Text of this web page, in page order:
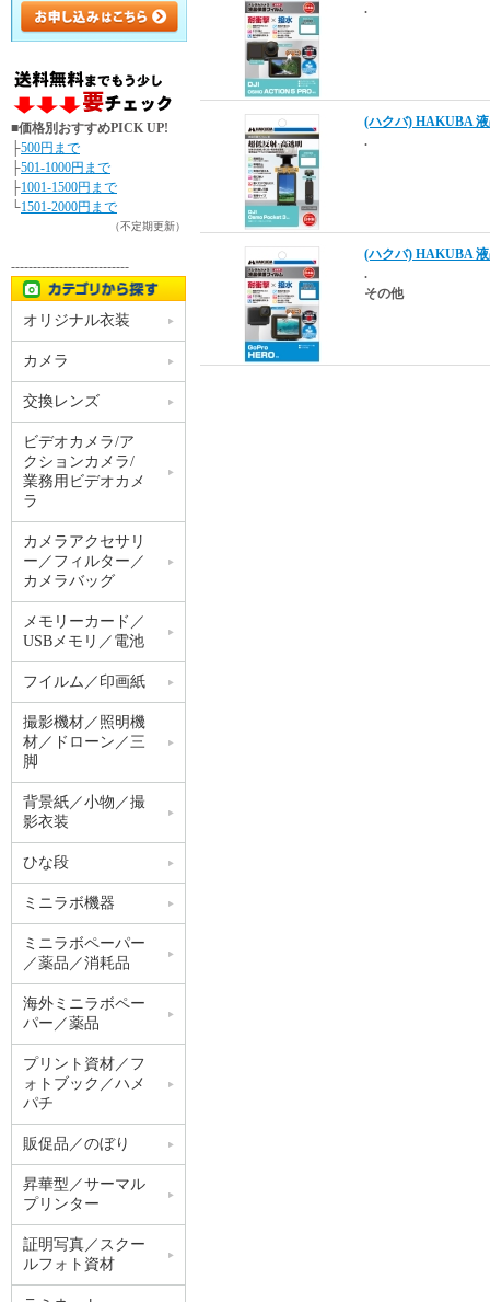
.
(ハクバ) HAKUBA
.
(ハクバ) HAKUBA
.
その他
■価格別おすすめPICK UP!
├500円まで
├501-1000円まで
├1001-1500円まで
└1501-2000円まで
（不定期更新）
---------------------------
オリジナル衣装
カメラ
交換レンズ
ビデオカメラ/ア
クションカメラ/
業務用ビデオカメ
ラ
カメラアクセサリ
ー／フィルター／
カメラバッグ
メモリーカード／
USBメモリ／電池
フイルム／印画紙
撮影機材／照明機
材／ドローン／三
脚
背景紙／小物／撮
影衣装
ひな段
ミニラボ機器
ミニラボペーパー
／薬品／消耗品
海外ミニラボペー
パー／薬品
プリント資材／フ
ォトブック／ハメ
パチ
販促品／のぼり
昇華型／サーマル
プリンター
証明写真／スクー
ルフォト資材